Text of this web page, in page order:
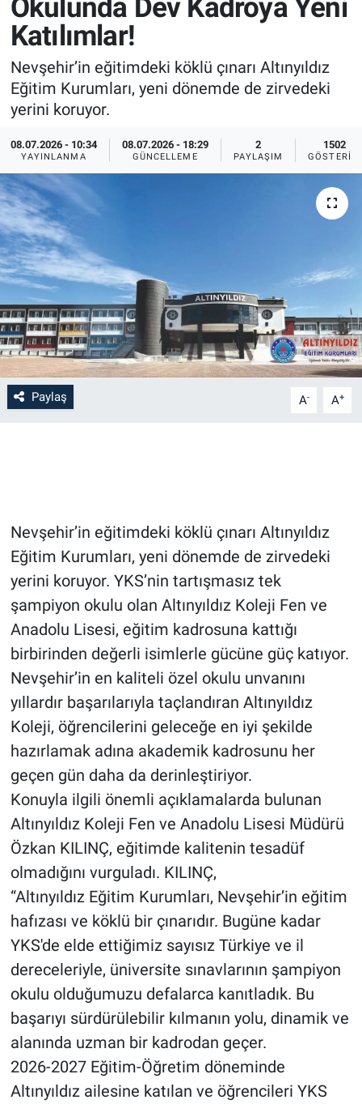
Okulunda Dev Kadroya Yeni
Katılımlar!
Nevşehir’in eğitimdeki köklü çınarı Altınyıldız
Eğitim Kurumları, yeni dönemde de zirvedeki
yerini koruyor.
08.07.2026 - 10:34
YAYINLANMA
08.07.2026 - 18:29
GÜNCELLEME
2
PAYLAŞIM
1502
GÖSTERIM
Paylaş A- A+
Nevşehir’in eğitimdeki köklü çınarı Altınyıldız
Eğitim Kurumları, yeni dönemde de zirvedeki
yerini koruyor. YKS’nin tartışmasız tek
şampiyon okulu olan Altınyıldız Koleji Fen ve
Anadolu Lisesi, eğitim kadrosuna kattığı
birbirinden değerli isimlerle gücüne güç katıyor.
Nevşehir’in en kaliteli özel okulu unvanını
yıllardır başarılarıyla taçlandıran Altınyıldız
Koleji, öğrencilerini geleceğe en iyi şekilde
hazırlamak adına akademik kadrosunu her
geçen gün daha da derinleştiriyor.
Konuyla ilgili önemli açıklamalarda bulunan
Altınyıldız Koleji Fen ve Anadolu Lisesi Müdürü
Özkan KILINÇ, eğitimde kalitenin tesadüf
olmadığını vurguladı. KILINÇ,
“Altınyıldız Eğitim Kurumları, Nevşehir’in eğitim
hafızası ve köklü bir çınarıdır. Bugüne kadar
YKS'de elde ettiğimiz sayısız Türkiye ve il
dereceleriyle, üniversite sınavlarının şampiyon
okulu olduğumuzu defalarca kanıtladık. Bu
başarıyı sürdürülebilir kılmanın yolu, dinamik ve
alanında uzman bir kadrodan geçer.
2026-2027 Eğitim-Öğretim döneminde
Altınyıldız ailesine katılan ve öğrencileri YKS
Sağlık
Yerel
Genel
Asayiş
İlan - Duyuru- Mesaj
Türkiye Gündemi
Sizden Gelenler
Yaşam
Sağlık
Eğitim
Kültür
3.Sayfa
Medya
Bilim-Tek
Kayseri
Niğde
Aksaray
Kırşehir
Yerel
Genel
Asayiş
Kültür - Sanat
Politika
Magazin
Çevre
Haberde İnsan
İlan - Duyuru- Mesaj
Türkiye Gündemi
Sizden Gelenler